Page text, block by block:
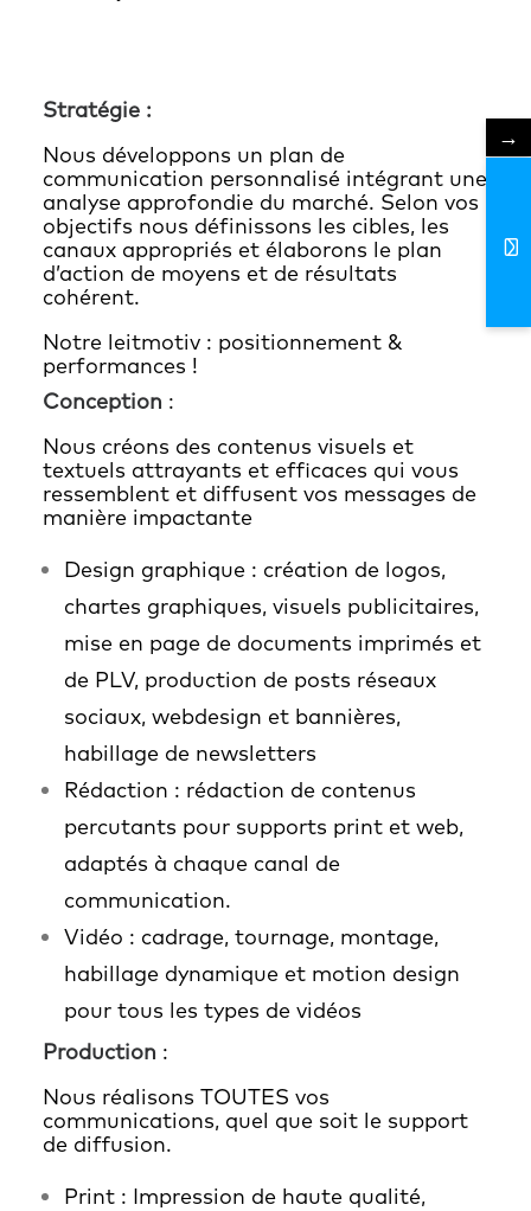
Stratégie :
Nous développons un plan de
communication personnalisé intégrant une
analyse approfondie du marché. Selon vos
objectifs nous définissons les cibles, les
canaux appropriés et élaborons le plan
d’action de moyens et de résultats
cohérent.
Notre leitmotiv : positionnement &
performances !
Conception :
Nous créons des contenus visuels et
textuels attrayants et efficaces qui vous
ressemblent et diffusent vos messages de
manière impactante
Design graphique : création de logos,
chartes graphiques, visuels publicitaires,
mise en page de documents imprimés et
de PLV, production de posts réseaux
sociaux, webdesign et bannières,
habillage de newsletters
Rédaction : rédaction de contenus
percutants pour supports print et web,
adaptés à chaque canal de
communication.
Vidéo : cadrage, tournage, montage,
habillage dynamique et motion design
pour tous les types de vidéos
Production :
Nous réalisons TOUTES vos
communications, quel que soit le support
de diffusion.
Print : Impression de haute qualité,
→